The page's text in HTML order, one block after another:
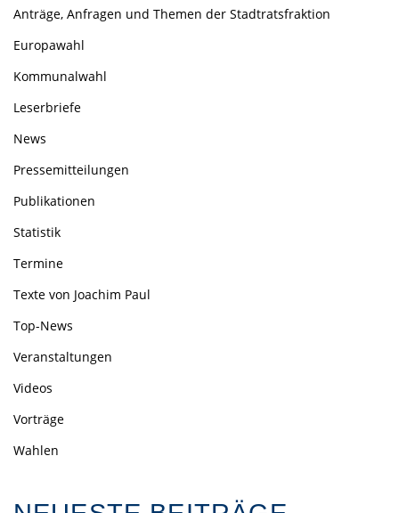
Anträge, Anfragen und Themen der Stadtratsfraktion
Europawahl
Kommunalwahl
Leserbriefe
News
Pressemitteilungen
Publikationen
Statistik
Termine
Texte von Joachim Paul
Top-News
Veranstaltungen
Videos
Vorträge
Wahlen